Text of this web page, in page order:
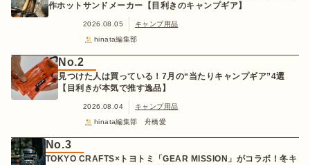
作ホットサンドメーカー【目利きのキャンプギア】
2026.08.05
キャンプ用品
hinata編集部
No.2
見つけた人は買っている！7月の“当たりキャンプギア”4選
【目利きが本気で推す逸品】
2026.08.04
キャンプ用品
hinata編集部 舟橋愛
No.3
TOKYO CRAFTS×トヨトミ「GEAR MISSION」がコラボ！冬キ